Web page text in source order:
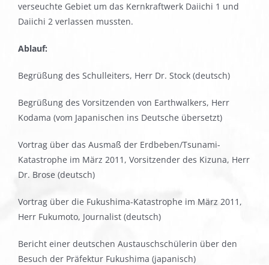
verseuchte Gebiet um das Kernkraftwerk Daiichi 1 und
Daiichi 2 verlassen mussten.
Ablauf:
Begrüßung des Schulleiters, Herr Dr. Stock (deutsch)
Begrüßung des Vorsitzenden von Earthwalkers, Herr
Kodama (vom Japanischen ins Deutsche übersetzt)
Vortrag über das Ausmaß der Erdbeben/Tsunami-
Katastrophe im März 2011, Vorsitzender des Kizuna, Herr
Dr. Brose (deutsch)
Vortrag über die Fukushima-Katastrophe im März 2011,
Herr Fukumoto, Journalist (deutsch)
Bericht einer deutschen Austauschschülerin über den
Besuch der Präfektur Fukushima (japanisch)